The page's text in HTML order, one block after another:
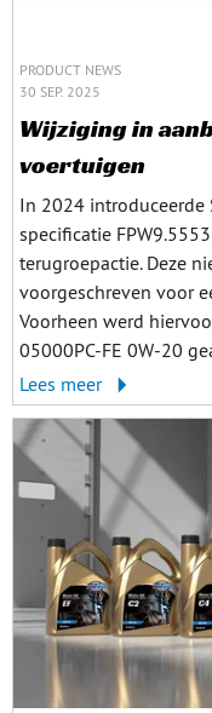
PRODUCT NEWS
30 SEP. 2025
Wijziging in
voertuigen
In 2024
specificatie
terugroepactie. Deze
voorgeschreven voor
Voorheen werd
05000PC-FE 0W-20
Lees meer